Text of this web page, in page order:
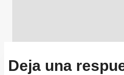
Deja una